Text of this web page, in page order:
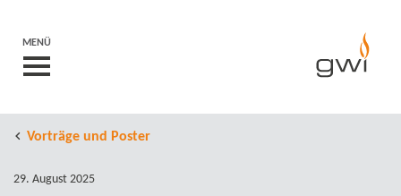
MENÜ
Vorträge und Poster
29. August 2025